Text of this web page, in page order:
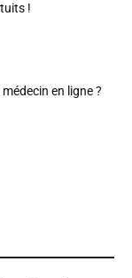
!
en ligne ?